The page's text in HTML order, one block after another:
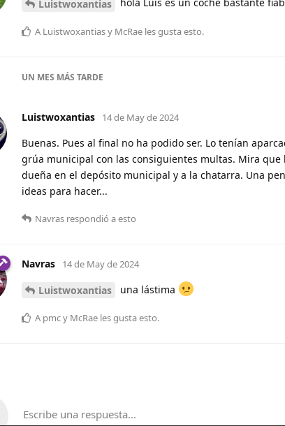
Luistwoxantias
A Luistwoxantiasy McRae les gusta esto.
UN MES MÁS TARDE
Luistwoxantias 14 de May de 2024
Buenas. Pues al final no ha podido ser. Lo tenían
grúa municipal con las consiguientes multas. Mira
dueña en el depósito municipal y a la chatarra. Una
ideas para hacer...
Navras respondió a esto
Navras 14 de May de 2024
Luistwoxantias una lástima
A pmcy McRae les gusta esto.
Escribe una respuesta...